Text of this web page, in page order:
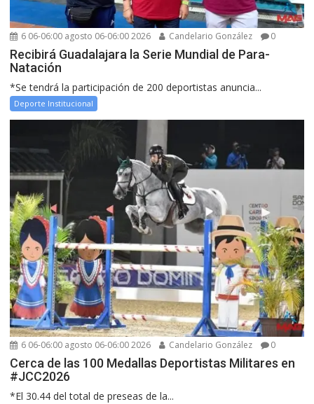
6 06-06:00 agosto 06-06:00 2026 Candelario González 0
Recibirá Guadalajara la Serie Mundial de Para-
Natación
*Se tendrá la participación de 200 deportistas anuncia...
Deporte Institucional
6 06-06:00 agosto 06-06:00 2026 Candelario González 0
Cerca de las 100 Medallas Deportistas Militares en
#JCC2026
*El 30.44 del total de preseas de la...